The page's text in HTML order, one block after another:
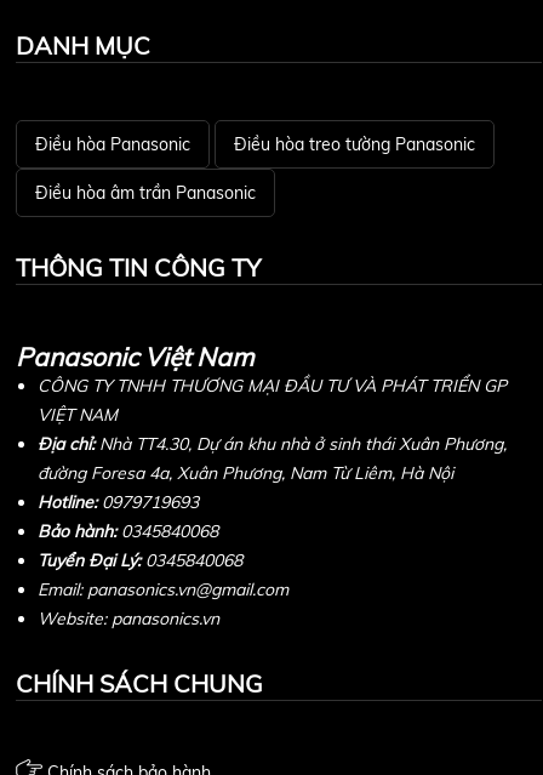
DANH MỤC
Điều hòa Panasonic Điều hòa treo tường Panasonic
Điều hòa âm trần Panasonic
THÔNG TIN CÔNG TY
Panasonic Việt Nam
CÔNG TY TNHH THƯƠNG MẠI ĐẦU TƯ VÀ PHÁT TRIỂN GP
VIỆT NAM
Địa chỉ:Nhà TT4.30, Dự án khu nhà ở sinh thái Xuân Phương,
đường Foresa 4a, Xuân Phương, Nam Từ Liêm, Hà Nội
Hotline:0979719693
Bảo hành:0345840068
Tuyển Đại Lý: 0345840068
Email: panasonics.vn@gmail.com
Website: panasonics.vn
CHÍNH SÁCH CHUNG